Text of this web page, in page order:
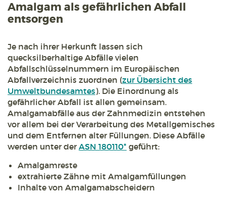
Amalgam als gefährlichen Abfall
entsorgen
Je nach ihrer Herkunft lassen sich
quecksilberhaltige Abfälle vielen
Abfallschlüsselnummern im Europäischen
Abfallverzeichnis zuordnen (zur Übersicht des
Umweltbundesamtes). Die Einordnung als
gefährlicher Abfall ist allen gemeinsam.
Amalgamabfälle aus der Zahnmedizin entstehen
vor allem bei der Verarbeitung des Metallgemisches
und dem Entfernen alter Füllungen. Diese Abfälle
werden unter derASN 180110* geführt:
Amalgamreste
extrahierte Zähne mit Amalgamfüllungen
Inhalte von Amalgamabscheidern